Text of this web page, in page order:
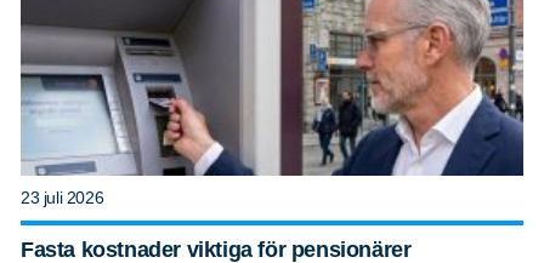
23 juli 2026
Fasta kostnader viktiga för pensionärer